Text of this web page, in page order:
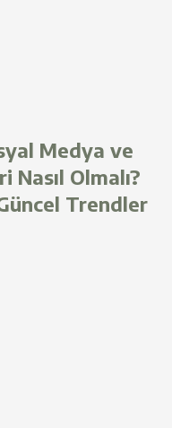
Medya ve
Olmalı?
Trendler